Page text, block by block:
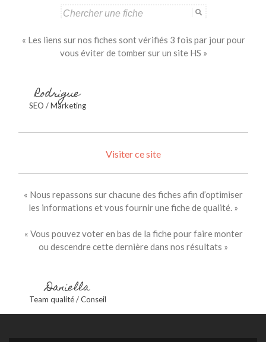
« Les liens sur nos fiches sont vérifiés 3 fois par jour pour
vous éviter de tomber sur un site HS »
Rodrigue
SEO / Marketing
Visiter ce site
« Nous repassons sur chacune des fiches afin d’optimiser
les informations et vous fournir une fiche de qualité. »
« Vous pouvez voter en bas de la fiche pour faire monter
ou descendre cette dernière dans nos résultats »
Daniella
Team qualité / Conseil